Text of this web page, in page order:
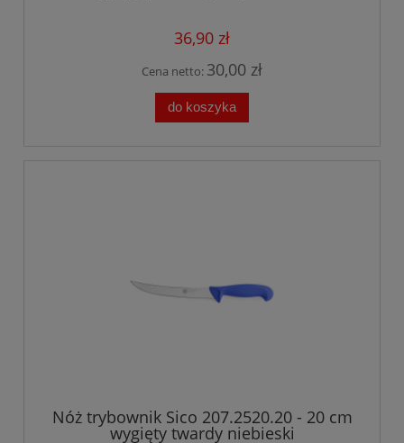
36,90 zł
Cena netto: 30,00 zł
do koszyka
Nóż trybownik Sico 207.2520.20 - 20 cm
wygięty twardy niebieski